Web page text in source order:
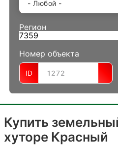
Регион
Номер объекта
ID
Купить
хуторе Красный